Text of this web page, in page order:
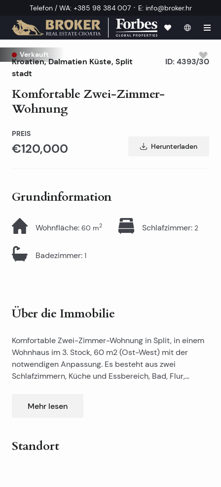
Telefon / WA: +385 98 384 007 · E: info@broker.hr
Verkauft
Kroatien,Dalmatien Küste, Split
stadt
Komfortable Zwei-Zimmer-
Wohnung
ID: 4393/30
PREIS
€120,000 Herunterladen
Grundinformation
Wohnfläche: 60 m2 Schlafzimmer: 2
Badezimmer: 1
Über die Immobilie
Komfortable Zwei-Zimmer-Wohnung in Split, in einem
Wohnhaus im 3. Stock, 60 m2 (Ost-West) mit der
notwendigen Anpassung. Es besteht aus zwei
Schlafzimmern, Küche und Essbereich, Bad, Flur,
Mehr lesen
Standort